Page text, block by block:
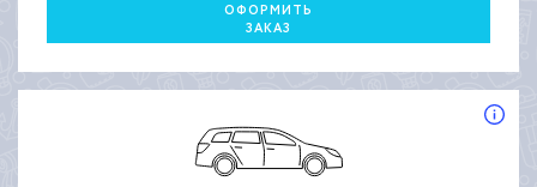
ОФОРМИТЬ
ЗАКАЗ